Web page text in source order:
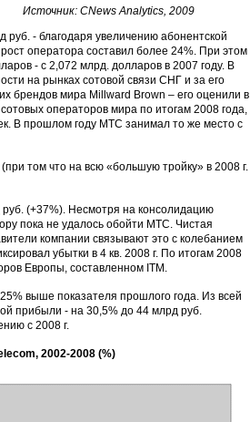
Источник: CNews Analytics, 2009
- благодаря увеличению абонентской
оператора составил более 24%. При этом
- с 2,072 млрд. долларов в 2007 году. В
на рынках сотовой связи СНГ и за его
брендов мира Millward Brown – его оценили в
операторов мира по итогам 2008 года,
В прошлом году МТС занимал то же место с
том что на всю «большую тройку» в 2008 г.
(+37%). Несмотря на консолидацию
пока не удалось обойти МТС. Чистая
компании связывают это с колебанием
убытки в 4 кв. 2008 г. По итогам 2008
Европы, составленном ITM.
выше показателя прошлого года. Из всей
прибыли - на 30,5% до 44 млрд руб.
с 2008 г.
2002-2008 (%)